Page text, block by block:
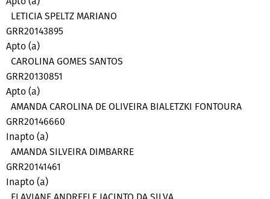
LETICIA SPELTZ MARIANO
GRR20143895
Apto (a)
CAROLINA GOMES SANTOS
GRR20130851
Apto (a)
AMANDA CAROLINA DE OLIVEIRA BIALETZKI FONTOURA
GRR20146660
Inapto (a)
AMANDA SILVEIRA DIMBARRE
GRR20141461
Inapto (a)